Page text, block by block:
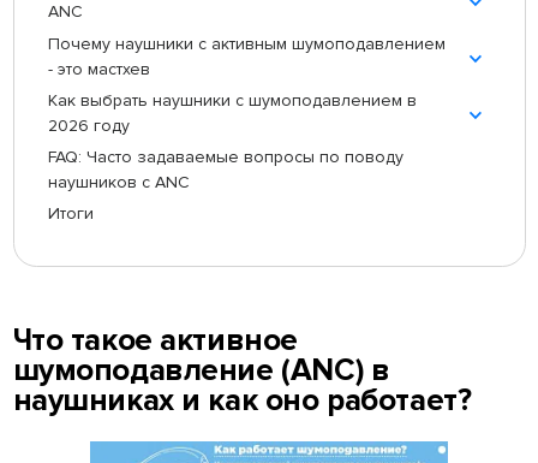
ANC
Почему наушники с активным шумоподавлением
- это мастхев
Как выбрать наушники с шумоподавлением в
2026 году
FAQ: Часто задаваемые вопросы по поводу
наушников с ANC
Итоги
Что такое активное
шумоподавление (ANC) в
наушниках и как оно работает?